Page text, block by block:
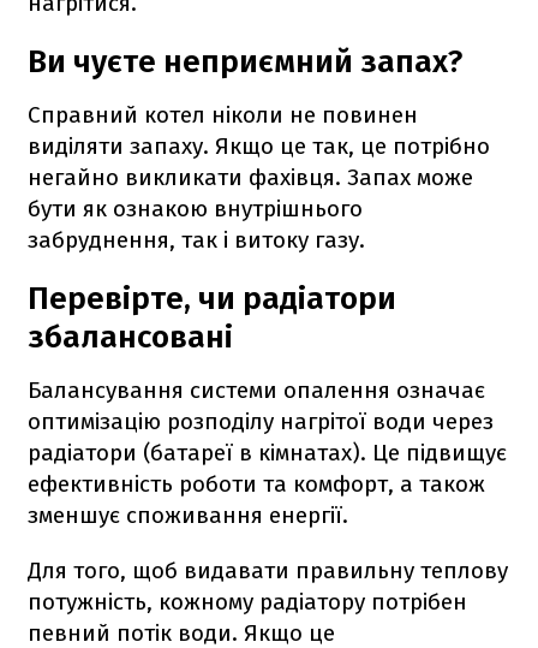
Ви чуєте неприємний запах?
Справний котел ніколи не повинен
виділяти запаху. Якщо це так, це потрібно
негайно викликати фахівця. Запах може
бути як ознакою внутрішнього
забруднення, так і витоку газу.
Перевірте, чи радіатори
збалансовані
Балансування системи опалення означає
оптимізацію розподілу нагрітої води через
радіатори (батареї в кімнатах). Це підвищує
ефективність роботи та комфорт, а також
зменшує споживання енергії.
Для того, щоб видавати правильну теплову
потужність, кожному радіатору потрібен
певний потік води. Якщо це